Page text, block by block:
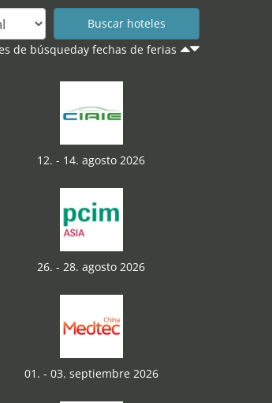
de búsqueday fechas de ferias
12. - 14. agosto 2026
26. - 28. agosto 2026
01. - 03. septiembre 2026